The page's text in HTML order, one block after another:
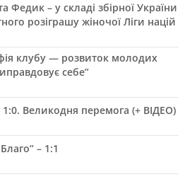
Федик – у складі збірної України
розіграшу жіночої Ліги націй
клубу — розвиток молодих
себе”
Великодня перемога (+ ВІДЕО)
– 1:1